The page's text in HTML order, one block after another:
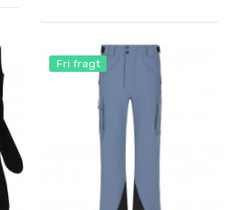
Fri fragt